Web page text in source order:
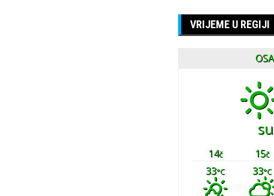
VRIJEME U REGIJI
14č 15č
33°C 33°C